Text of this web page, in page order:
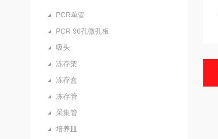
PCR单管
PCR 96孔微孔板
吸头
冻存架
冻存盒
冻存管
采集管
培养皿